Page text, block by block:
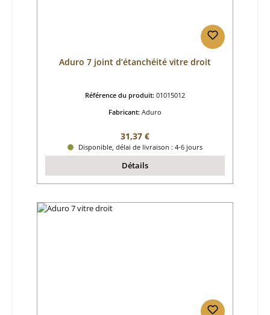
Aduro 7 joint d’étanchéité vitre droit
Référence du produit: 01015012
Fabricant: Aduro
Prix régulier :
31,37 €
Disponible, délai de livraison : 4-6 jours
Détails